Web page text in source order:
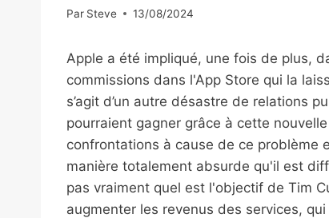
Par Steve 13/08/2024
Apple a été impliqué, une fois de plus,
commissions dans l'App Store qui la
s’agit d’un autre désastre de relations
pourraient gagner grâce à cette
confrontations à cause de ce problème
manière totalement absurde qu'il est
pas vraiment quel est l'objectif de Tim
augmenter les revenus des services,